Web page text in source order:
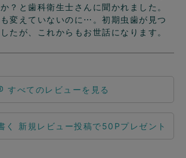
？と歯科衛生士さんに聞かれました。
変えていないのに⋯。初期虫歯が見つ
たが、これからもお世話になります。
すべてのレビューを見る
く